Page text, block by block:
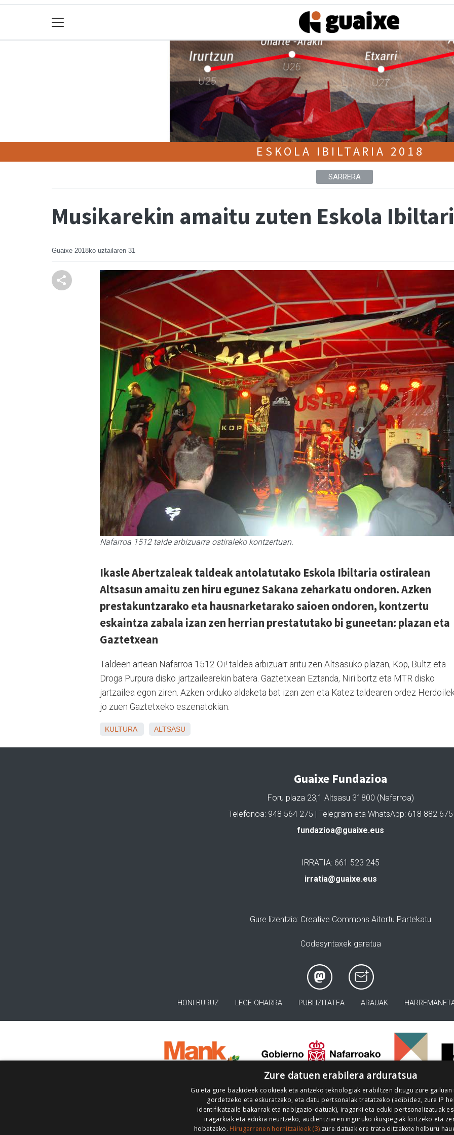
ESKOLA IBILTARIA 2018
SARRERA
Musikarekin amaitu zuten Eskola
Guaixe 2018ko uztailaren 31
Nafarroa 1512 talde arbizuarra ostiraleko kontzertuan.
Ikasle Abertzaleak taldeak antolatutako Eskola Ibiltaria ostiralean
Altsasun amaitu zen hiru egunez Sakana zeharkatu ondoren. Azken
prestakuntzarako eta hausnarketarako saioen ondoren, kontzertu
eskaintza zabala izan zen herrian prestatutako bi guneetan: plazan eta
Gaztetxean
Taldeen artean Nafarroa 1512 Oi! taldea arbizuarr aritu zen Altsasuko plazan, Kop, Bultz eta
Droga Purpura disko jartzailearekin batera. Gaztetxean Eztanda, Niri bortz eta MTR disko
jartzailea egon ziren. Azken orduko aldaketa bat izan zen eta Katez taldearen ordez
jo zuen Gaztetxeko eszenatokian.
KULTURA ALTSASU
Guaixe Fundazioa
Foru plaza 23,1 Altsasu 31800 (Nafarroa)
Telefonoa: 948 564 275 | Telegram eta WhatsApp: 618 882 675
fundazioa@guaixe.eus
IRRATIA: 661 523 245
irratia@guaixe.eus
Gure lizentzia: Creative Commons Aitortu Partekatu
Codesyntaxek garatua
HONI BURUZ LEGE OHARRA PUBLIZITATEA ARAUAK
Zure datuen erabilera arduratsua
Gu eta gure bazkideek cookieak eta antzeko teknologiak erabiltzen ditugu zure
gordetzeko eta eskuratzeko, eta datu pertsonalak tratatzeko (adibidez, zure IP
identifikatzaile bakarrak eta nabigazio-datuak), iragarki eta eduki pertsonalizatuak
iragarkiak eta edukia neurtzeko, audientziaren inguruko ikuspegiak lortzeko eta
hobetzeko. Hirugarrenen hornitzaileek (3) zure datuak ere trata ditzakete helburu